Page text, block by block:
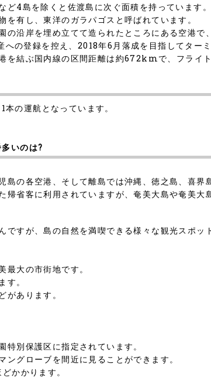
4島を除くと佐渡島に次ぐ面積を持っています。
有し、東洋のガラパゴスと呼ばれています。
沿岸を埋め立てて造られたところにある空港で
の登録を控え、2018年6月落成を目指してター
を結ぶ国内線の区間距離は約672kmで、フライ
本の運航となっています。
いのは?
の各空港、そして離島では沖縄、徳之島、喜界
省客に利用されていますが、奄美大島や奄美大
すが、島の自然を満喫できる様々な観光スポッ
大の市街地です。
す。
があります。
別保護区に指定されています。
グローブを間近に見ることができます。
かかります。